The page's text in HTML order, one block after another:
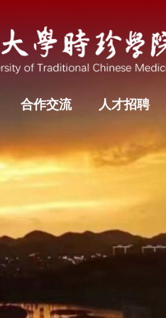
合作交流 人才招聘